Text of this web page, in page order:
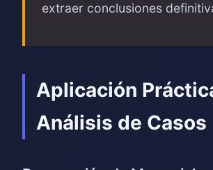
extraer conclusiones
Aplicación
Análisis de Casos